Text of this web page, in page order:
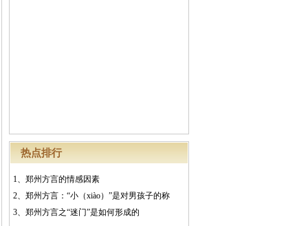
热点排行
1、 郑州方言的情感因素
2、 郑州方言：“小（xiào）”是对男孩子的称
3、 郑州方言之“迷门”是如何形成的